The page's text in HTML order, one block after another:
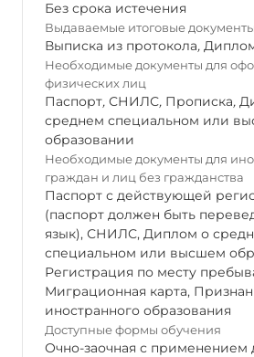
Без срока истечения
Выдаваемые итоговые документы
Выписка из протокола,
Необходимые документы для
физических лиц
Паспорт, СНИЛС, Прописка,
среднем специальном или
образовании
Необходимые документы для
граждан и лиц без гражданства
Паспорт с действующей
(паспорт должен быть
язык), СНИЛС, Диплом о
специальном или высшем
Регистрация по месту
Миграционная карта,
иностранного образования
Доступные формы обучения
Очно-заочная с применением